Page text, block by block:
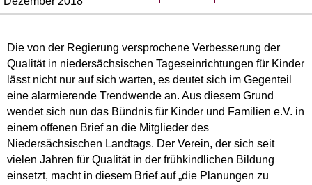
Die von der Regierung versprochene Verbesserung der
Qualität in niedersächsischen Tageseinrichtungen für Kinder
lässt nicht nur auf sich warten, es deutet sich im Gegenteil
eine alarmierende Trendwende an. Aus diesem Grund
wendet sich nun das Bündnis für Kinder und Familien e.V. in
einem offenen Brief an die Mitglieder des
Niedersächsischen Landtags. Der Verein, der sich seit
vielen Jahren für Qualität in der frühkindlichen Bildung
einsetzt, macht in diesem Brief auf „die Planungen zu